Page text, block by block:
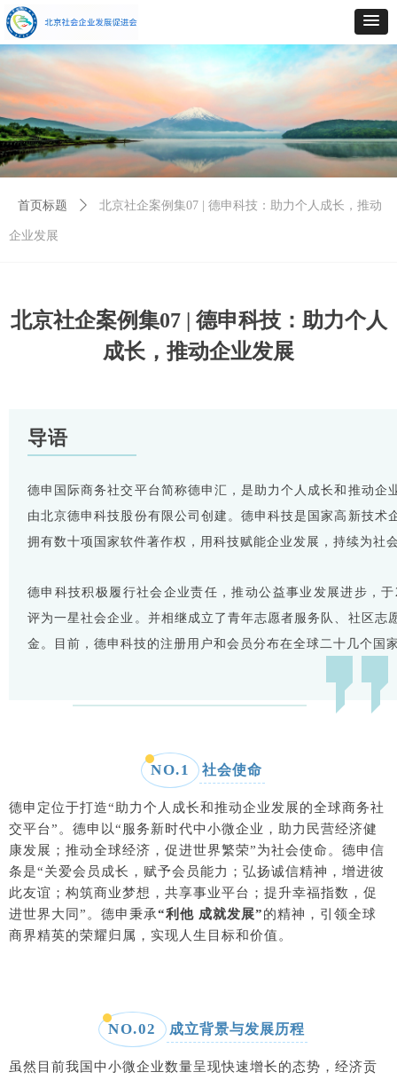
北京社企案例集07 | 德申科技：助力个人
成长，推动企业发展
导语
德申国际商务社交平台简称德申汇，是助力个人成长和推动企
由北京德申科技股份有限公司创建。德申科技是国家高新技术
拥有数十项国 家软件著作权，用科技赋能企业发展，持续为社
德申科技积极履行社会企业责任，推动公益事业发展进步，
评为一星社会企业。 并相继成立了青年志愿者服务队、社区志
金。
目前，德申科技的注册用户和会员分布在全球二十几个国
NO.1 社会使命
德申定位于打造“助力个人成长和推动企业发展的全球商务社
交平台”。德申以“服务新时代中小微企业，助力民营经济健
康发展；推动全球经济，促进世界繁荣”为社会使命。德申信
条是“关爱会员成长，赋予会员能力；弘扬诚信精神，增进彼
此友谊；构筑商业梦想，共享事业平台；提升幸福指数，促
进世界大同”。德申秉承“利他 成就发展”的精神，引领全球
商界精英的荣耀归属，实现人生目标和价值。
NO.02 成立背景与发展历程
虽然目前我国中小微企业数量呈现快速增长的态势，经济贡
首页标题 ꄲ 北京社企案例集07 | 德申科技：助力个人成长，推动
企业发展